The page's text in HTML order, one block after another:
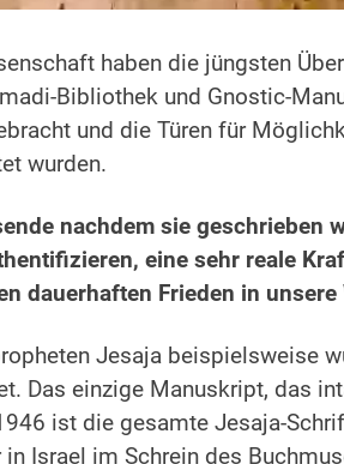
haben die jüngsten
Bibliothek und Gnostic-
und die Türen für
wurden.
nachdem sie geschrieben
eine sehr reale
dauerhaften Frieden in
Jesaja beispielsweise
Das einzige Manuskript, das
ist die gesamte Jesaja-
Israel im Schrein des